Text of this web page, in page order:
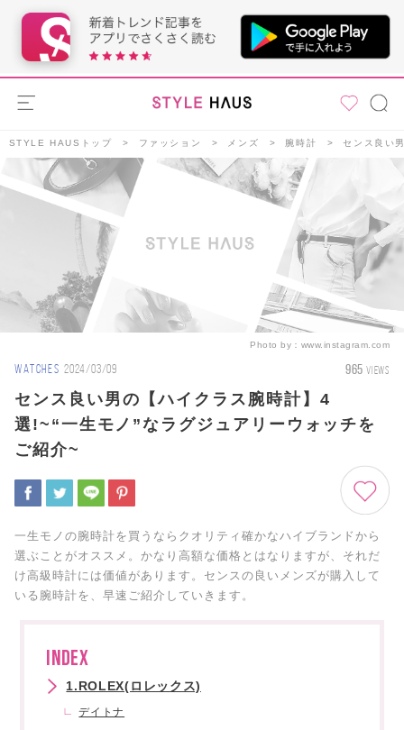
STYLE HAUSトップ ファッション メンズ 腕時計 センス良い
Photo by： www.instagram.com
WATCHES 2024/03/09 965 VIEWS
センス良い男の【ハイクラス腕時計】4
選!~“一生モノ”なラグジュアリーウォッチを
ご紹介~
一生モノの腕時計を買うならクオリティ確かなハイブランドから
選ぶことがオススメ。かなり高額な価格とはなりますが、それだ
け高級時計には価値があります。センスの良いメンズが購入して
いる腕時計を、早速ご紹介していきます。
INDEX
1.ROLEX(ロレックス)
デイトナ